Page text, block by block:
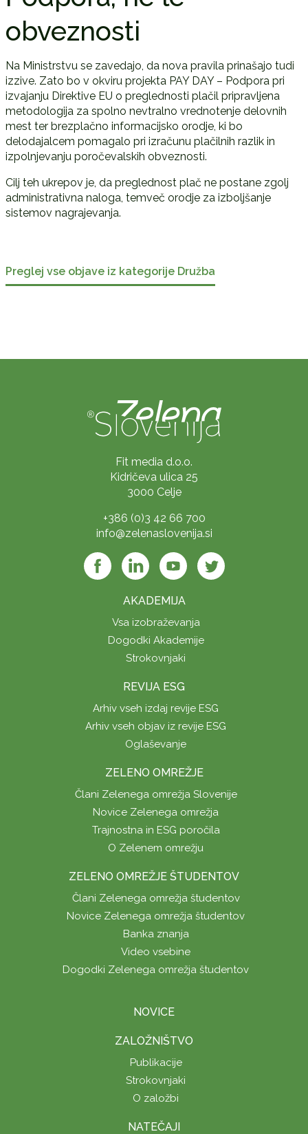
obveznosti
Na Ministrstvu se zavedajo, da nova pravila prinašajo tudi
izzive. Zato bo v okviru projekta PAY DAY – Podpora pri
izvajanju Direktive EU o preglednosti plačil pripravljena
metodologija za spolno nevtralno vrednotenje delovnih
mest ter brezplačno informacijsko orodje, ki bo
delodajalcem pomagalo pri izračunu plačilnih razlik in
izpolnjevanju poročevalskih obveznosti.
Cilj teh ukrepov je, da preglednost plač ne postane zgolj
administrativna naloga, temveč orodje za izboljšanje
sistemov nagrajevanja.
Preglej vse objave iz kategorije Družba
Fit media d.o.o.
Kidričeva ulica 25
3000 Celje
+386 (0)3 42 66 700
info@zelenaslovenija.si
AKADEMIJA
Vsa izobraževanja
Dogodki Akademije
Strokovnjaki
REVIJA ESG
Arhiv vseh izdaj revije ESG
Arhiv vseh objav iz revije ESG
Oglaševanje
ZELENO OMREŽJE
Člani Zelenega omrežja Slovenije
Novice Zelenega omrežja
Trajnostna in ESG poročila
O Zelenem omrežju
ZELENO OMREŽJE ŠTUDENTOV
Člani Zelenega omrežja študentov
Novice Zelenega omrežja študentov
Banka znanja
Video vsebine
Dogodki Zelenega omrežja študentov
NOVICE
ZALOŽNIŠTVO
Publikacije
Strokovnjaki
O založbi
NATEČAJI